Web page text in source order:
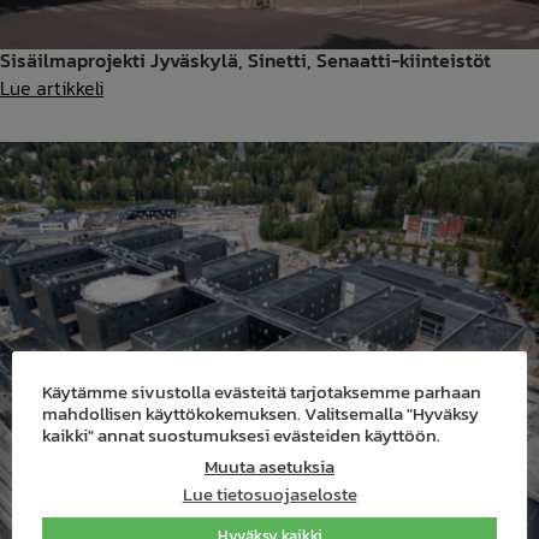
Sisäilmaprojekti Jyväskylä, Sinetti, Senaatti-kiinteistöt
Lue artikkeliSisäilmaprojekti
Sinetti,
Senaatti-
kiinteistöt
Käytämme sivustolla evästeitä tarjotaksemme parhaan
mahdollisen käyttökokemuksen. Valitsemalla "Hyväksy
kaikki" annat suostumuksesi evästeiden käyttöön.
Muuta asetuksia
Lue tietosuojaseloste